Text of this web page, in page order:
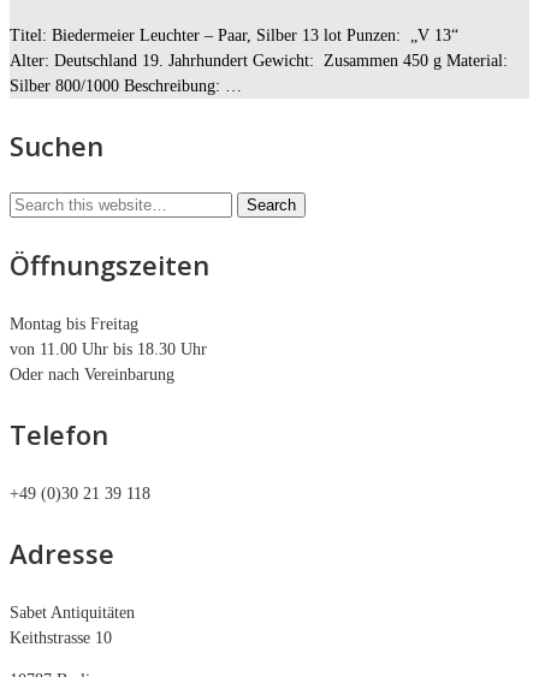
Titel: Biedermeier Leuchter – Paar, Silber 13 lot Punzen: „V 13“
Alter: Deutschland 19. Jahrhundert Gewicht: Zusammen 450 g Material:
Silber 800/1000 Beschreibung: …
Suchen
Öffnungszeiten
Montag bis Freitag
von 11.00 Uhr bis 18.30 Uhr
Oder nach Vereinbarung
Telefon
+49 (0)30 21 39 118
Adresse
Sabet Antiquitäten
Keithstrasse 10